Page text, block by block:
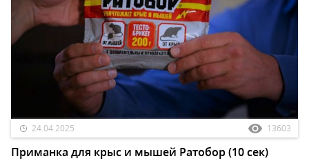
24.04.2025 13603
Приманка для крыс и мышей Ратобор (10 сек)